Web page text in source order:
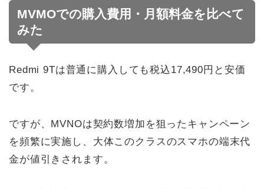
MVMOでの購入費用・月額料金を比べて
みた
Redmi 9Tは普通に購入しても税込17,490円と安価
です。
ですが、MVNOは契約数増加を狙ったキャンペーン
を頻繁に実施し、大体このクラスのスマホの端末代
金が値引きされます。